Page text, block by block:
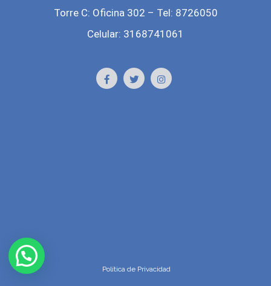
Torre C: Oficina 302 – Tel: 8726050
Celular: 3168741061
Política de Privacidad